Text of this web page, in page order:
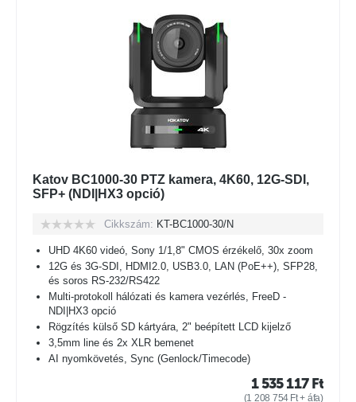
Katov BC1000-30 PTZ kamera, 4K60, 12G-SDI,
SFP+ (NDI|HX3 opció)
Cikkszám: KT-BC1000-30/N
UHD 4K60 videó, Sony 1/1,8" CMOS érzékelő, 30x zoom
12G és 3G-SDI, HDMI2.0, USB3.0, LAN (PoE++), SFP28,
és soros RS-232/RS422
Multi-protokoll hálózati és kamera vezérlés, FreeD -
NDI|HX3 opció
Rögzítés külső SD kártyára, 2" beépített LCD kijelző
3,5mm line és 2x XLR bemenet
AI nyomkövetés, Sync (Genlock/Timecode)
1 535 117 Ft
(1 208 754 Ft+ áfa)